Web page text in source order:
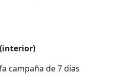
campaña de 7 días